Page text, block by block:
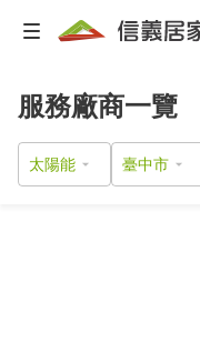
服務廠商一覽
太陽能